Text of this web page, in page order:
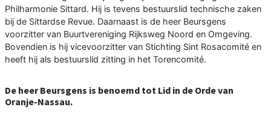
Philharmonie Sittard. Hij is tevens bestuurslid technische zaken
bij de Sittardse Revue. Daarnaast is de heer Beursgens
voorzitter van Buurtvereniging Rijksweg Noord en Omgeving.
Bovendien is hij vicevoorzitter van Stichting Sint Rosacomité en
heeft hij als bestuurslid zitting in het Torencomité.
De heer Beursgens is benoemd tot Lid in de Orde van
Oranje-Nassau.